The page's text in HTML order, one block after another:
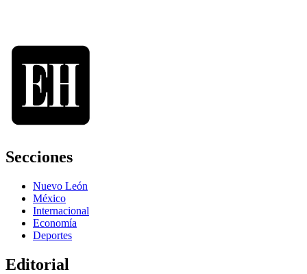
Secciones
Nuevo León
México
Internacional
Economía
Deportes
Editorial